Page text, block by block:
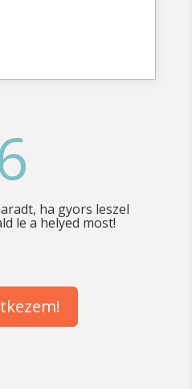
ha gyors leszel
le a helyed most!